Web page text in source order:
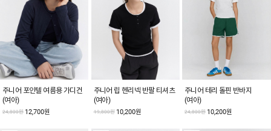
주니어 포인텔 여름용 가디건
(여아)
24,800원 12,700원
주니어 립 헨리넥 반팔 티셔츠
(여아)
19,800원 10,200원
주니어 테리 돌핀 반바지
(여아)
24,800원 10,200원